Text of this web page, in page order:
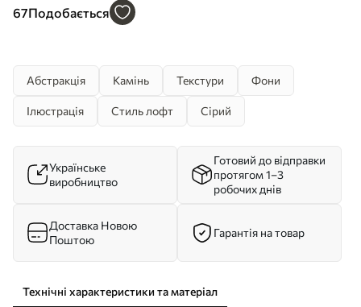
тонами Арт. s35845
67Подобається
Абстракція Камінь Текстури Фони
Ілюстрація Стиль лофт Сірий
Українське
виробництво
Готовий до відправки
протягом 1–3
робочих днів
Доставка Новою
Поштою
Гарантія на товар
Технічні характеристики та матеріал